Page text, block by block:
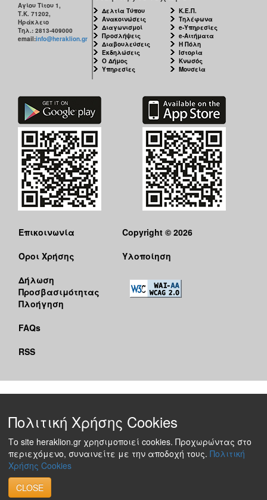
Αγίου Τίτου 1,
Τ.Κ. 71202,
Ηράκλειο
Τηλ.: 2813-409000
email:info@heraklion.gr
Δελτία Τύπου
Ανακοινώσεις
Διαγωνισμοί
Προσλήψεις
Διαβουλεύσεις
Εκδηλώσεις
Ο Δήμος
Υπηρεσίες
Κ.Ε.Π.
Τηλέφωνα
e-Υπηρεσίες
e-Αιτήματα
Η Πόλη
Ιστορία
Κνωσός
Μουσεία
Επικοινωνία
Όροι Χρήσης
Δήλωση
Προσβασιμότητας
Πλοήγηση
FAQs
RSS
Copyright © 2026
Υλοποίηση
Πολιτική Χρήσης Cookies
Το site heraklion.gr χρησιμοποιεί cookies. Προχωρώντας στο
περιεχόμενο, συναινείτε με την αποδοχή τους. Πολιτική
Χρήσης Cookies
CLOSE